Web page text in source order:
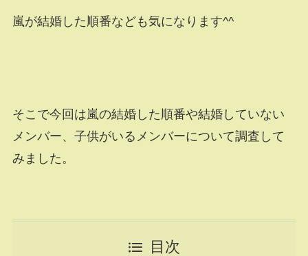
嵐が結婚した順番なども気になります^^
そこで今回は嵐の結婚した順番や結婚していない
メンバー、子供がいるメンバーについて調査して
みました。
目次